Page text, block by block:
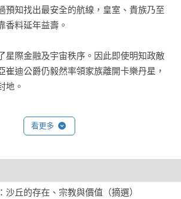
預知找出最安全的航線，皇室、貴族乃至
香料延年益壽。
星際金融及宇宙秩序。因此即使明知政敵
崔迪公爵仍毅然率領家族離開卡樂丹星，
地。
崔迪家族的，不只有環環相扣的政敵陰
巨型沙蟲、因代代受壓迫而異常排外的沙
代的基因計畫、激昂的救世主信仰、神
萬丈的行星改造計畫、吉凶難測的香料靈
關的一切，都交會在保羅身上。
看更多
沙丘的存在、宗教與價值（摘選）